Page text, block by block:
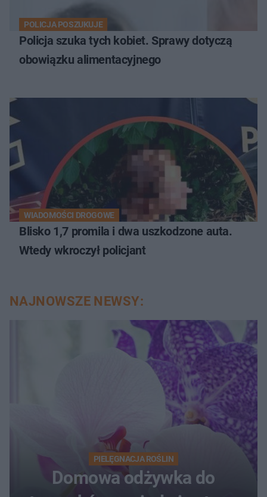
POLICJA POSZUKUJE
Policja szuka tych kobiet. Sprawy dotyczą
obowiązku alimentacyjnego
WIADOMOŚCI DROGOWE
Blisko 1,7 promila i dwa uszkodzone auta.
Wtedy wkroczył policjant
NAJNOWSZE NEWSY:
PIELĘGNACJA ROŚLIN
Domowa odżywka do